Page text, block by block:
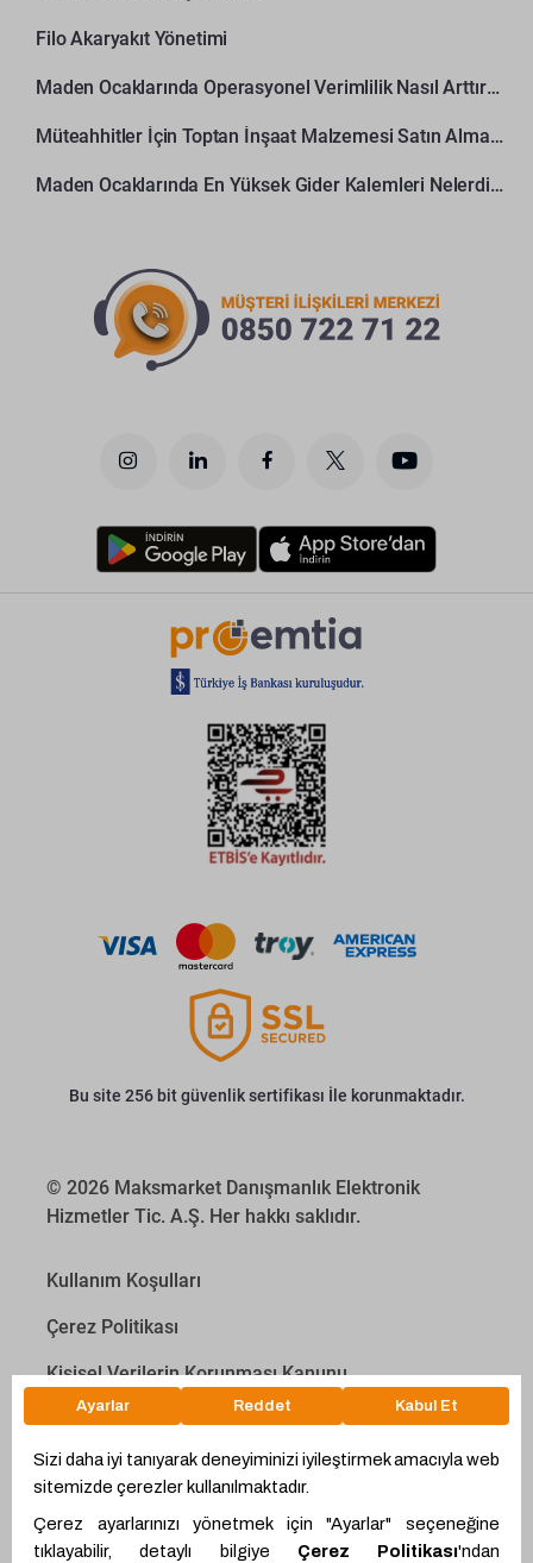
WhatsApp
Teklif Hattı
Filo Akaryakıt Yönetimi
Maden Ocaklarında Operasyonel Verimlilik Nasıl Arttırılır?
Müteahhitler İçin Toptan İnşaat Malzemesi Satın Alma Rehberi
Maden Ocaklarında En Yüksek Gider Kalemleri Nelerdir?
Bu site 256 bit güvenlik sertifikası İle korunmaktadır.
© 2026 Maksmarket Danışmanlık Elektronik
Hizmetler Tic. A.Ş. Her hakkı saklıdır.
Kullanım Koşulları
Çerez Politikası
Kişisel Verilerin Korunması Kanunu
İletişim Aydınlatma Metni
Proyakıt
Ödeme Hesaplama Aracı